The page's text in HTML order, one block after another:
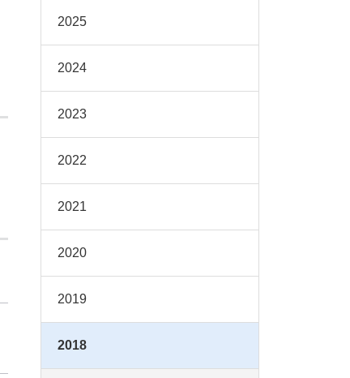
2025
2024
2023
2022
2021
2020
2019
2018